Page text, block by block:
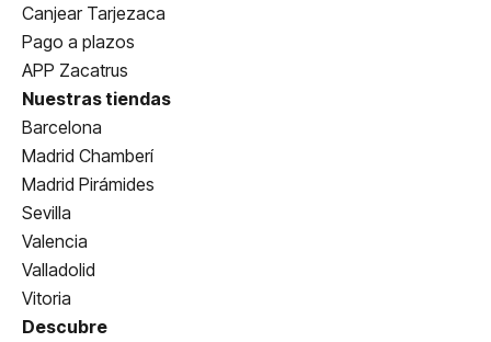
Canjear Tarjezaca
Pago a plazos
APP Zacatrus
Nuestras tiendas
Barcelona
Madrid Chamberí
Madrid Pirámides
Sevilla
Valencia
Valladolid
Vitoria
Descubre